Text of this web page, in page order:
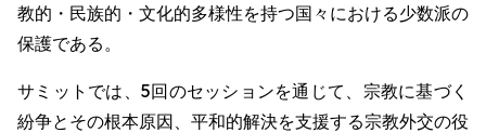
教的・民族的・文化的多様性を持つ国々における少数派の
保護である。
サミットでは、5回のセッションを通じて、宗教に基づく
紛争とその根本原因、平和的解決を支援する宗教外交の役